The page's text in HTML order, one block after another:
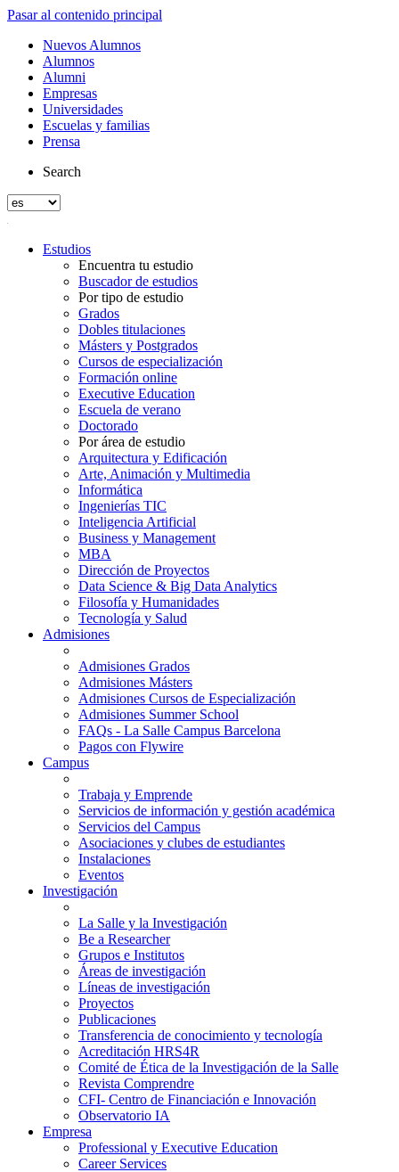
Pasar al contenido principal
Nuevos Alumnos
Alumnos
Alumni
Empresas
Universidades
Escuelas y familias
Prensa
Search
Estudios
Encuentra tu estudio
Buscador de estudios
Por tipo de estudio
Grados
Dobles titulaciones
Másters y Postgrados
Cursos de especialización
Formación online
Executive Education
Escuela de verano
Doctorado
Por área de estudio
Arquitectura y Edificación
Arte, Animación y Multimedia
Informática
Ingenierías TIC
Inteligencia Artificial
Business y Management
MBA
Dirección de Proyectos
Data Science & Big Data Analytics
Filosofía y Humanidades
Tecnología y Salud
Admisiones
Admisiones Grados
Admisiones Másters
Admisiones Cursos de Especialización
Admisiones Summer School
FAQs - La Salle Campus Barcelona
Pagos con Flywire
Campus
Trabaja y Emprende
Servicios de información y gestión académica
Servicios del Campus
Asociaciones y clubes de estudiantes
Instalaciones
Eventos
Investigación
La Salle y la Investigación
Be a Researcher
Grupos e Institutos
Áreas de investigación
Líneas de investigación
Proyectos
Publicaciones
Transferencia de conocimiento y tecnología
Acreditación HRS4R
Comité de Ética de la Investigación de la Salle
Revista Comprendre
CFI- Centro de Financiación e Innovación
Observatorio IA
Empresa
Professional y Executive Education
Career Services